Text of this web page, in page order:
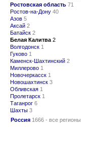
Ростовская область 71
Ростов-на-Дону 40
Азов 5
Аксай 2
Батайск 2
Белая Калитва 2
Волгодонск 1
Гуково 1
Каменск-Шахтинский 2
Миллерово 1
Новочеркасск 1
Новошахтинск 3
Обливская 1
Пролетарск 1
Таганрог 6
Шахты 3
Россия 1666 - все регионы